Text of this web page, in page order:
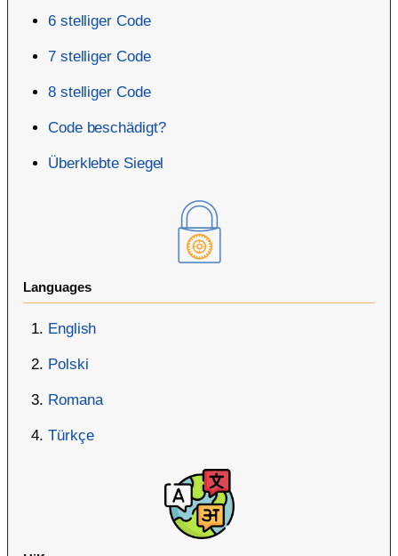
6 stelliger Code
7 stelliger Code
8 stelliger Code
Code beschädigt?
Überklebte Siegel
Languages
English
Polski
Romana
Türkçe